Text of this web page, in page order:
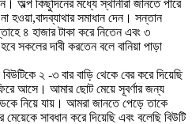
অল্প কিছুদিনের মধ্যে স্থানীরা জানতে পারে
সমাধান দেন। সন্তান
৪ হাজার টাকা করে নিতেন এবং ৩
সকলের দাবী করতেন বলে বানিয়া পাড়া
২ -৩ বার বাড়ি থেকে বের করে দিয়েছি
আসে। আমার ছোট মেয়ে সূবর্ণার জন্য
নিয়ে যায়। আমরা জানতে পেড়ে তাকে
সাবধান করে দিয়েছি এবং বলেছি বিউটি